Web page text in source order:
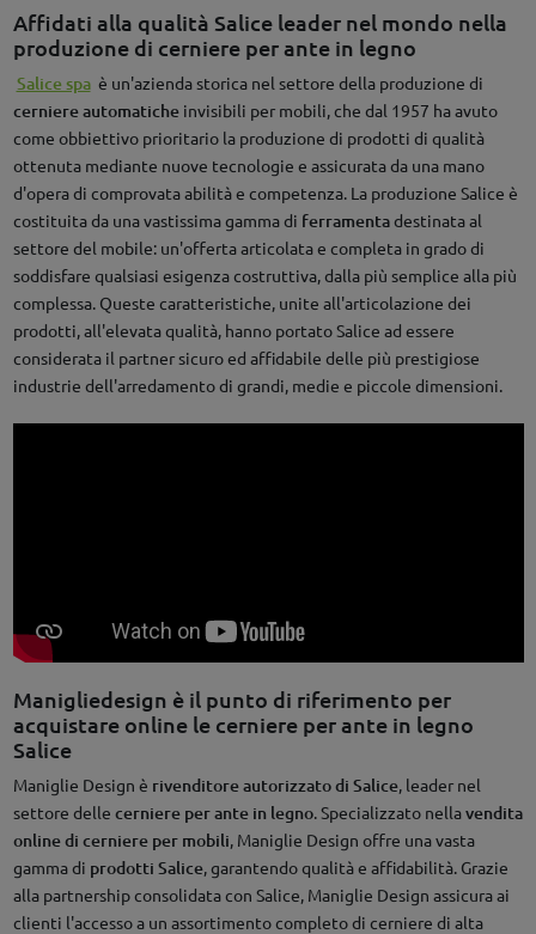
Affidati alla qualità Salice leader nel mondo nella
produzione di cerniere per ante in legno
Salice spa è un'azienda storica nel settore della produzione di
cerniere automaticheinvisibili per mobili, che dal 1957 ha avuto
come obbiettivo prioritario la produzione di prodotti di qualità
ottenuta mediante nuove tecnologie e assicurata da una mano
d'opera di comprovata abilità e competenza. La produzione Salice è
costituita da una vastissima gamma di ferramentadestinata al
settore del mobile: un'offerta articolata e completa in grado di
soddisfare qualsiasi esigenza costruttiva, dalla più semplice alla più
complessa. Queste caratteristiche, unite all'articolazione dei
prodotti, all'elevata qualità, hanno portato Salice ad essere
considerata il partner sicuro ed affidabile delle più prestigiose
industrie dell'arredamento di grandi, medie e piccole dimensioni.
Manigliedesign è il punto di riferimento per
acquistare online le cerniere per ante in legno
Salice
Maniglie Design è rivenditore autorizzato di Salice, leader nel
settore delle cerniere per ante in legno. Specializzato nellavendita
online di cerniere per mobili, Maniglie Design offre una vasta
gamma di prodotti Salice, garantendo qualità e affidabilità. Grazie
alla partnership consolidata con Salice, Maniglie Design assicura ai
clienti l'accesso a un assortimento completo di cerniere di alta